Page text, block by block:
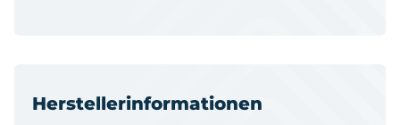
Herstellerinformationen